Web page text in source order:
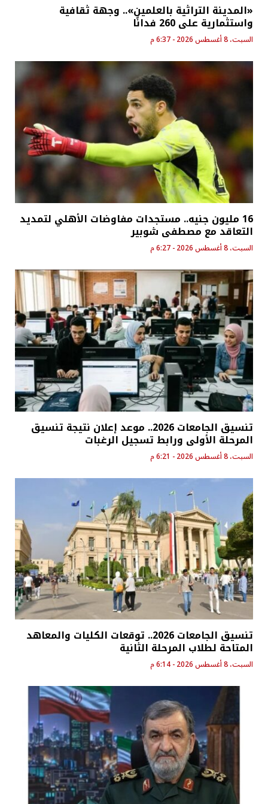
«المدينة التراثية بالعلمين».. وجهة ثقافية
واستثمارية على 260 فدانًا
السبت، 8 أغسطس 2026 - 6:37 م
16 مليون جنيه.. مستجدات مفاوضات الأهلي لتمديد
التعاقد مع مصطفى شوبير
السبت، 8 أغسطس 2026 - 6:27 م
تنسيق الجامعات 2026.. موعد إعلان نتيجة تنسيق
المرحلة الأولى ورابط تسجيل الرغبات
السبت، 8 أغسطس 2026 - 6:21 م
تنسيق الجامعات 2026.. توقعات الكليات والمعاهد
المتاحة لطلاب المرحلة الثانية
السبت، 8 أغسطس 2026 - 6:14 م